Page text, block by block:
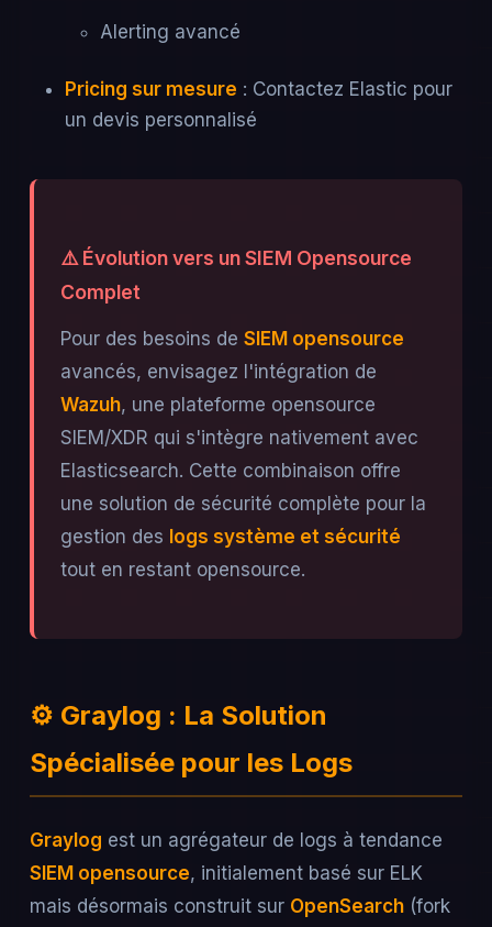
Alerting avancé
Pricing sur mesure : Contactez Elastic pour
un devis personnalisé
⚠️ Évolution vers un SIEM Opensource
Complet
Pour des besoins de SIEM opensource
avancés, envisagez l'intégration de
Wazuh, une plateforme opensource
SIEM/XDR qui s'intègre nativement avec
Elasticsearch. Cette combinaison offre
une solution de sécurité complète pour la
gestion des logs système et sécurité
tout en restant opensource.
⚙️ Graylog : La Solution
Spécialisée pour les Logs
Graylog est un agrégateur de logs à tendance
SIEM opensource, initialement basé sur ELK
mais désormais construit sur OpenSearch(fork